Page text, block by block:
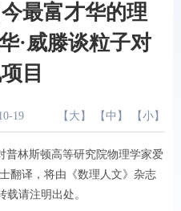
最富才华的理
·威滕谈粒子对
目
19 【 大 】 【 中 】 【 小 】
普林斯顿高等研究院物理学家爱
翻译，将由《数理人文》杂志
载请注明出处。